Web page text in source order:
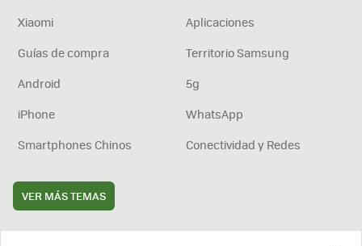
Xiaomi
Aplicaciones
Guías de compra
Territorio Samsung
Android
5g
iPhone
WhatsApp
Smartphones Chinos
Conectividad y Redes
VER MÁS TEMAS